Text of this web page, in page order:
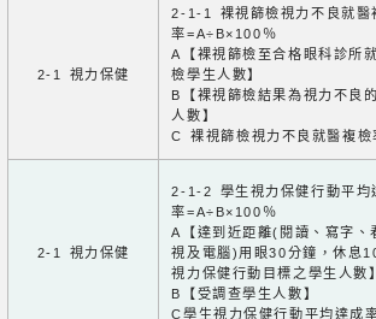
2-1 視力保健
2-1-1 裸視篩檢視力不良就醫
率=A÷B×100％
A【裸視篩檢至合格眼科診所
檢學生人數】
B【裸視篩檢結果為視力不良
人數】
C 裸視篩檢視力不良就醫複檢
2-1 視力保健
2-1-2 學生視力保健行動平均
率=A÷B×100％
A【達到近距離(閱讀、寫字、
視及電腦)用眼30分鐘，休息
視力保健行動目標之學生人數
B【受調查學生人數】
C學生視力保健行動平均達成